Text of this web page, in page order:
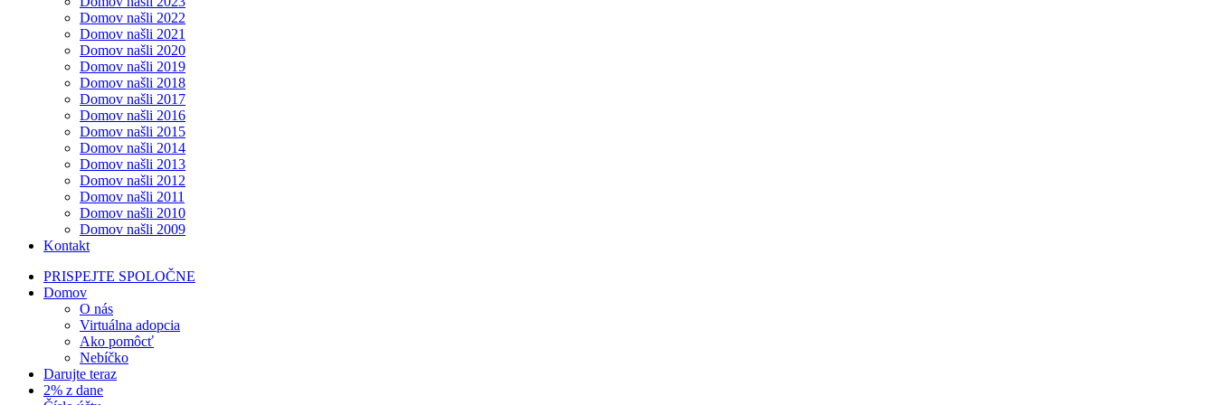
Domov našli 2022
Domov našli 2021
Domov našli 2020
Domov našli 2019
Domov našli 2018
Domov našli 2017
Domov našli 2016
Domov našli 2015
Domov našli 2014
Domov našli 2013
Domov našli 2012
Domov našli 2011
Domov našli 2010
Domov našli 2009
Kontakt
PRISPEJTE SPOLOČNE
Domov
O nás
Virtuálna adopcia
Ako pomôcť
Nebíčko
Darujte teraz
2% z dane